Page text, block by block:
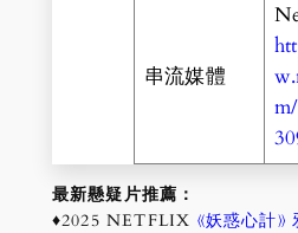
串流媒體
最新懸疑片推薦：
♦2025 NETFLIX 《妖惑心計